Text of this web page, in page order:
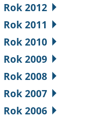
Rok 2012
Rok 2011
Rok 2010
Rok 2009
Rok 2008
Rok 2007
Rok 2006